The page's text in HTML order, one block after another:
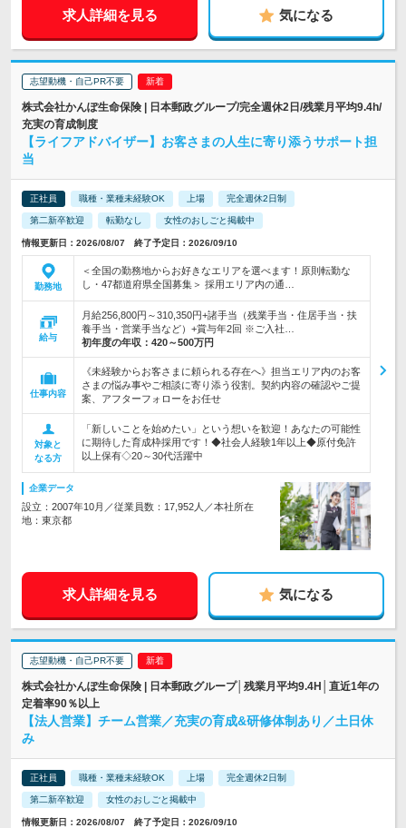
求人詳細を見る 気になる
志望動機・自己PR不要
株式会社かんぽ生命保険 | 日本郵政グループ/完全週休2日/残業月平均9.4h/
充実の育成制度
【ライフアドバイザー】お客さまの人生に寄り添うサポート担
当
正社員 職種・業種未経験OK 上場 完全週休2日制
第二新卒歓迎 転勤なし 女性のおしごと掲載中
情報更新日：2026/08/07 終了予定日：2026/09/10
勤務地
＜全国の勤務地からお好きなエリアを選べます！原則転勤な
し・47都道府県全国募集＞ 採用エリア内の通…
給与
月給256,800円～310,350円+諸手当（残業手当・住居手当・扶
養手当・営業手当など）+賞与年2回 ※ご入社…
初年度の年収： 420～500万円
仕事内容
《未経験からお客さまに頼られる存在へ》担当エリア内のお客
さまの悩み事やご相談に寄り添う役割。契約内容の確認やご提
案、アフターフォローをお任せ
対象と
なる方
「新しいことを始めたい」という想いを歓迎！あなたの可能性
に期待した育成枠採用です！◆社会人経験1年以上◆原付免許
以上保有◇20～30代活躍中
企業データ
設立：2007年10月／従業員数：17,952人／本社所在
地：東京都
求人詳細を見る 気になる
志望動機・自己PR不要
株式会社かんぽ生命保険 | 日本郵政グループ│残業月平均9.4H│直近1年の
定着率90％以上
【法人営業】チーム営業／充実の育成&研修体制あり／土日休
み
正社員 職種・業種未経験OK 上場 完全週休2日制
第二新卒歓迎 女性のおしごと掲載中
情報更新日：2026/08/07 終了予定日：2026/09/10